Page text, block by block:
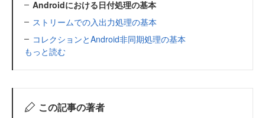
Androidにおける日付処理の基本
ストリームでの入出力処理の基本
コレクションとAndroid非同期処理の基本
もっと読む
この記事の著者